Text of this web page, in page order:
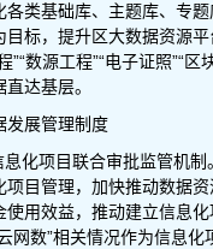
各类基础库、主题库、专题
目标，提升区大数据资源
”“数源工程”“电子证照”“区
达基层。
发展管理制度
息化项目联合审批监管机制
项目管理，加快推动数据
使用效益，推动建立信息
网数”相关情况作为信息化